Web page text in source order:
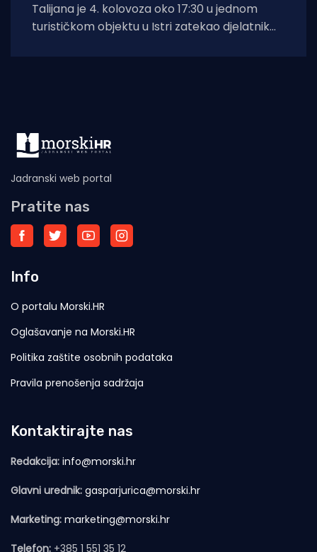
Talijana je 4. kolovoza oko 17:30 u jednom
turističkom objektu u Istri zatekao djelatnik
Jadranski web portal
Pratite nas
Info
O portalu Morski.HR
Oglašavanje na Morski.HR
Politika zaštite osobnih podataka
Pravila prenošenja sadržaja
Kontaktirajte nas
Redakcija: info@morski.hr
Glavni urednik: gasparjurica@morski.hr
Marketing: marketing@morski.hr
Telefon: +385 1 551 35 12